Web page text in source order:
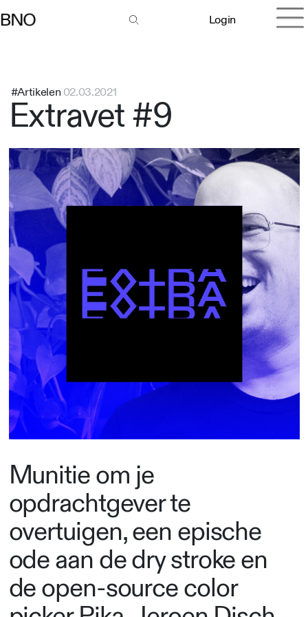
Login
#Artikelen 02.03.2021
Extravet #9
Munitie om je
opdrachtgever te
overtuigen, een epische
ode aan de dry stroke en
de open-source color